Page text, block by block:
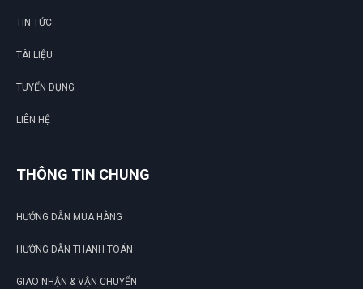
TIN TỨC
TÀI LIỆU
TUYỂN DỤNG
LIÊN HỆ
THÔNG TIN CHUNG
HƯỚNG DẪN MUA HÀNG
HƯỚNG DẪN THANH TOÁN
GIAO NHẬN & VẬN CHUYỂN